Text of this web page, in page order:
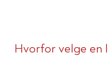
Hvorfor velge en